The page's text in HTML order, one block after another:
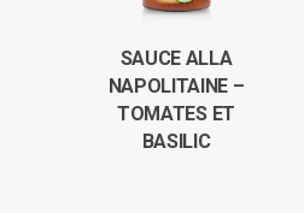
SAUCE ALLA
NAPOLITAINE –
TOMATES ET
BASILIC